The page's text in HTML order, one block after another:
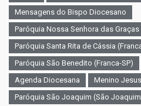
Mensagens do Bispo Diocesano
Paróquia Nossa Senhora das Graças
Paróquia Santa Rita de Cássia
Paróquia São Benedito (Franca-SP)
Agenda Diocesana
Menino
Paróquia São Joaquim (São